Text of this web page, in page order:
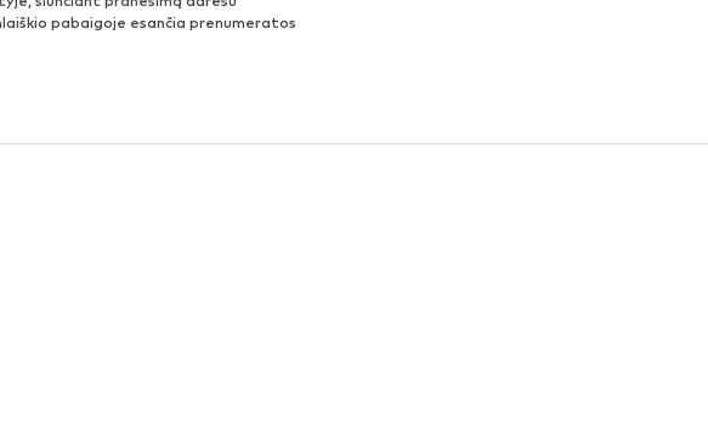
pabaigoje esančia prenumeratos